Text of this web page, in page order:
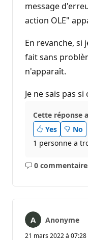
message
action OLE"
En revanche, si
fait sans
n'apparaît.
Je ne sais pas
Cette réponse
Yes
No
1 personne a
0
Aucun
Anonyme
21 mars 2022 à 07:28